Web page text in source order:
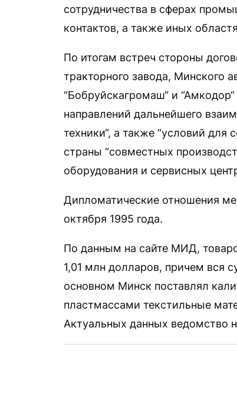
сотрудничества в сферах
контактов, а также иных
По итогам встреч стороны
тракторного завода, Минского
“Бобруйскагромаш“ и
направлений дальнейшего
техники“, а также “условий для
страны “совместных
оборудования и сервисных
Дипломатические отношения
октября 1995 года.
По данным на сайте МИД,
1,01 млн долларов, причем вся
основном Минск поставлял
пластмассами текстильные
Актуальных данных ведомство